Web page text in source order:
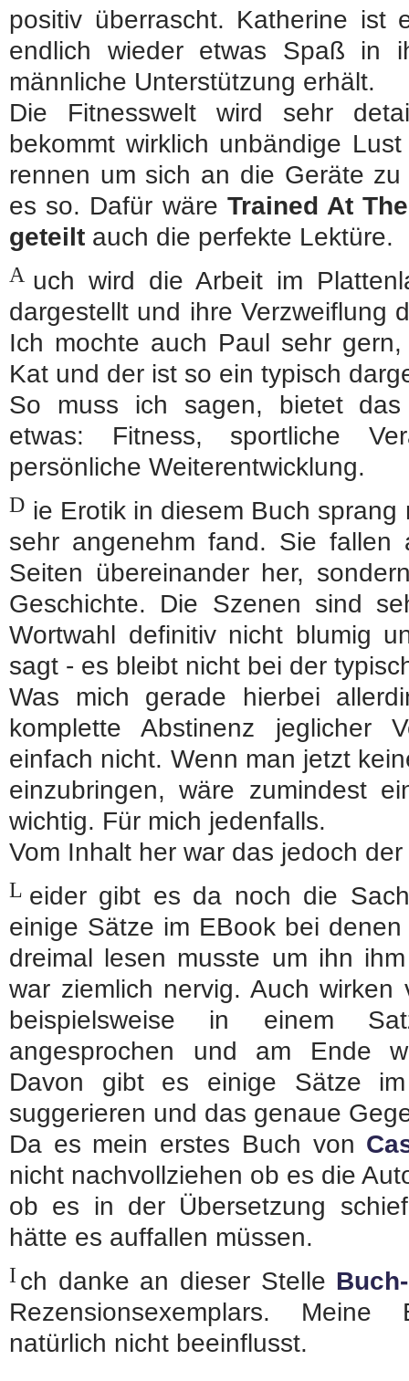
positiv überrascht. Katherine ist
endlich wieder etwas Spaß in
männliche Unterstützung erhält.
Die Fitnesswelt wird sehr
bekommt wirklich unbändige
rennen um sich an die Geräte
es so. Dafür wäre Trained At
geteilt auch die perfekte Lektüre.
A uch wird die Arbeit im
dargestellt und ihre Verzweiflung
Ich mochte auch Paul sehr
Kat und der ist so ein typisch
So muss ich sagen, bietet
etwas: Fitness, sportliche
persönliche Weiterentwicklung.
D ie Erotik in diesem Buch
sehr angenehm fand. Sie
Seiten übereinander her,
Geschichte. Die Szenen sind
Wortwahl definitiv nicht blumig
sagt - es bleibt nicht bei der
Was mich gerade hierbei
komplette Abstinenz jeglicher
einfach nicht. Wenn man jetzt
einzubringen, wäre zumindest
wichtig. Für mich jedenfalls.
Vom Inhalt her war das jedoch
L eider gibt es da noch die
einige Sätze im EBook bei
dreimal lesen musste um ihn
war ziemlich nervig. Auch
beispielsweise in einem
angesprochen und am Ende
Davon gibt es einige Sätze
suggerieren und das genaue
Da es mein erstes Buch von
nicht nachvollziehen ob es die
ob es in der Übersetzung
hätte es auffallen müssen.
I ch danke an dieser Stelle
Rezensionsexemplars.
natürlich nicht beeinflusst.